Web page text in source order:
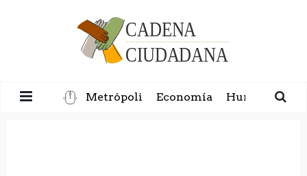
Metrópoli Economía Humanidad